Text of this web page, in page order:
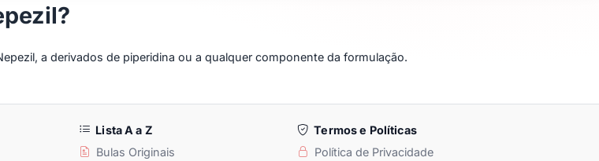
a derivados de piperidina ou a qualquer componente da formulação.
Lista A a Z
Bulas Originais
Termos e Políticas
Política de Privacidade